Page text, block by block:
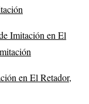
Imitación en El
en El Retador,